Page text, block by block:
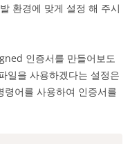
환경에 맞게 설정 해 주시
인증서를 만들어보도
일을 사용하겠다는 설정은
어를 사용하여 인증서를